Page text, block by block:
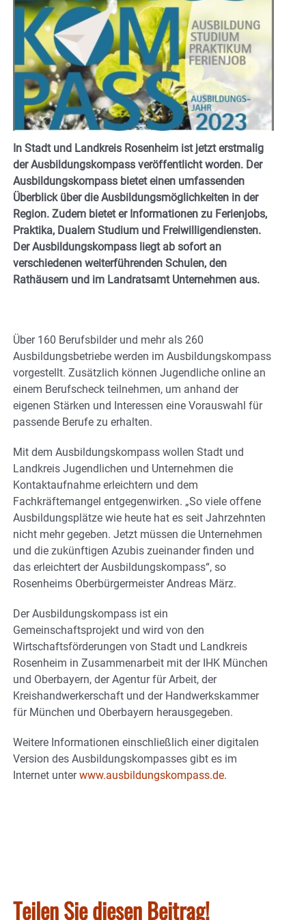
In Stadt und Landkreis Rosenheim ist jetzt erstmalig
der Ausbildungskompass veröffentlicht worden. Der
Ausbildungskompass bietet einen umfassenden
Überblick über die Ausbildungsmöglichkeiten in der
Region. Zudem bietet er Informationen zu Ferienjobs,
Praktika, Dualem Studium und Freiwilligendiensten.
Der Ausbildungskompass liegt ab sofort an
verschiedenen weiterführenden Schulen, den
Rathäusern und im Landratsamt Unternehmen aus.
Über 160 Berufsbilder und mehr als 260
Ausbildungsbetriebe werden im Ausbildungskompass
vorgestellt. Zusätzlich können Jugendliche online an
einem Berufscheck teilnehmen, um anhand der
eigenen Stärken und Interessen eine Vorauswahl für
passende Berufe zu erhalten.
Mit dem Ausbildungskompass wollen Stadt und
Landkreis Jugendlichen und Unternehmen die
Kontaktaufnahme erleichtern und dem
Fachkräftemangel entgegenwirken. „So viele offene
Ausbildungsplätze wie heute hat es seit Jahrzehnten
nicht mehr gegeben. Jetzt müssen die Unternehmen
und die zukünftigen Azubis zueinander finden und
das erleichtert der Ausbildungskompass“, so
Rosenheims Oberbürgermeister Andreas März.
Der Ausbildungskompass ist ein
Gemeinschaftsprojekt und wird von den
Wirtschaftsförderungen von Stadt und Landkreis
Rosenheim in Zusammenarbeit mit der IHK München
und Oberbayern, der Agentur für Arbeit, der
Kreishandwerkerschaft und der Handwerkskammer
für München und Oberbayern herausgegeben.
Weitere Informationen einschließlich einer digitalen
Version des Ausbildungskompasses gibt es im
Internet unterwww.ausbildungskompass.de.
Teilen Sie diesen Beitrag!